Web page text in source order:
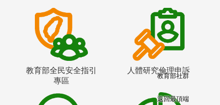
教育部全民安全指引
專區
人體研究倫理申訴
教育部社群
返回最頂端